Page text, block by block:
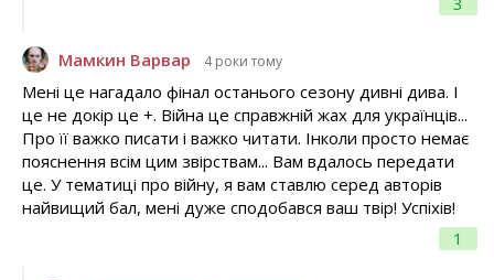
Мамкин Варвар 4 роки тому
1
Мені це нагадало фінал останього сезону дивні дива. І
це не докір це +. Війна це справжній жах для українців...
Про її важко писати і важко читати. Інколи просто немає
пояснення всім цим звірствам... Вам вдалось передати
це. У тематиці про війну, я вам ставлю серед авторів
найвищий бал, мені дуже сподобався ваш твір! Успіхів!